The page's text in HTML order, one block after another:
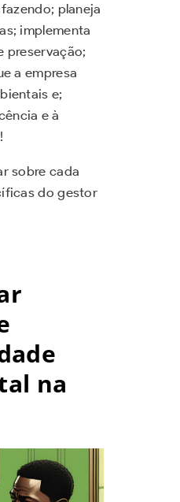
planeja
implementa
preservação;
a empresa
e;
e à
sobre cada
do gestor
na